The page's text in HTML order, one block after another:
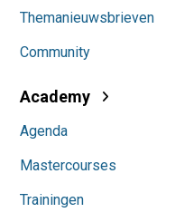
Themanieuwsbrieven
Community
Academy
Agenda
Mastercourses
Trainingen